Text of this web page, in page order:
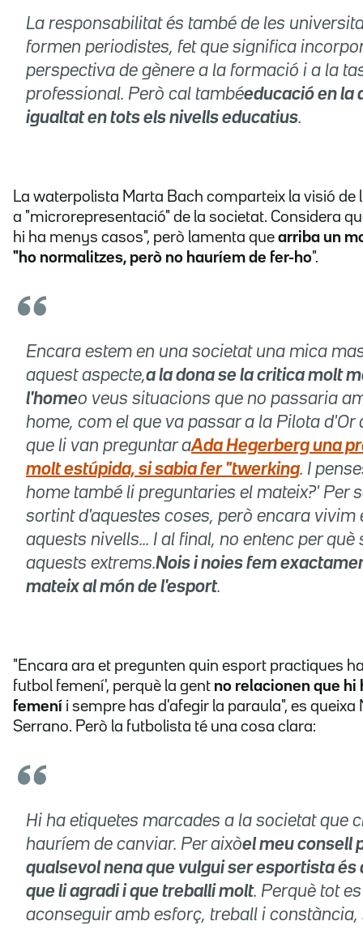
La responsabilitat és també de les
formen periodistes, fet que significa
perspectiva de gènere a la formació i a la
professional. Però cal tambéeducació en la
igualtat en tots els nivells educatius.
La waterpolista Marta Bach comparteix la visió de
a "microrepresentació" de la societat. Considera
hi ha menys casos", però lamenta que arriba un
"ho normalitzes, però no hauríem de fer-ho".
Encara estem en una societat una mica
aquest aspecte,a la dona se la critica molt
l'homeo veus situacions que no passaria
home, com el que va passar a la Pilota d'Or
que li van preguntar aAda Hegerberg una
molt estúpida, si sabia fer "twerking. I
home també li preguntaries el mateix?' Per
sortint d'aquestes coses, però encara vivim
aquests nivells... I al final, no entenc per què
aquests extrems.Nois i noies fem
mateix al món de l'esport.
"Encara ara et pregunten quin esport practiques
futbol femení', perquè la gent no relacionen que hi
femení i sempre has d'afegir la paraula", es queixa
Serrano. Però la futbolista té una cosa clara:
Hi ha etiquetes marcades a la societat que
hauríem de canviar. Per aixòel meu consell
qualsevol nena que vulgui ser esportista és
que li agradi i que treballi molt. Perquè tot
aconseguir amb esforç, treball i constància,